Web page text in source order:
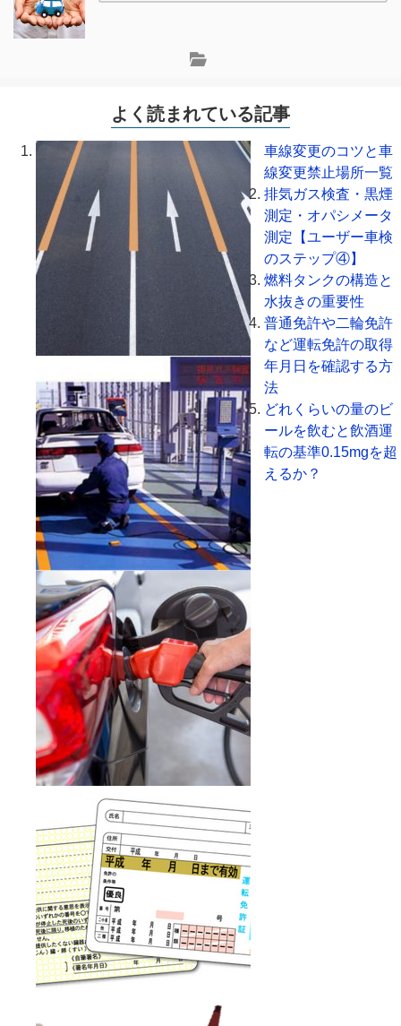
よく読まれている記事
車線変更のコツと車
線変更禁止場所一覧
排気ガス検査・黒煙
測定・オパシメータ
測定【ユーザー車検
のステップ④】
燃料タンクの構造と
水抜きの重要性
普通免許や二輪免許
など運転免許の取得
年月日を確認する方
法
どれくらいの量のビ
ールを飲むと飲酒運
転の基準0.15mgを超
えるか？